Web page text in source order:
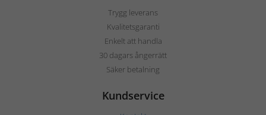
Trygg leverans
Kvalitetsgaranti
Enkelt att handla
30 dagars ångerrätt
Säker betalning
Kundservice